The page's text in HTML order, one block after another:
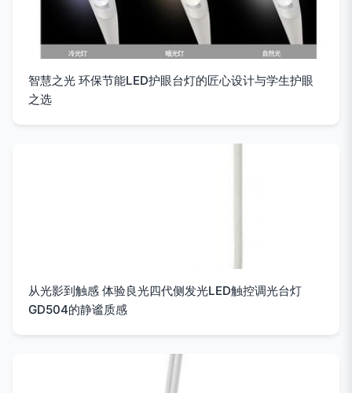
智慧之光 环保节能LED护眼台灯的匠心设计与学生护眼
之选
从光影到触感 体验良光四代侧发光LED触控调光台灯
GD504的静谧质感